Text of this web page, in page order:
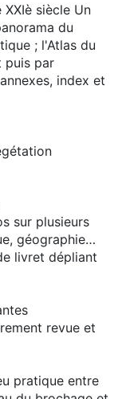
siècle Un
du
; l'Atlas du
puis par
index et
sur plusieurs
géographie…
livret dépliant
revue et
pratique entre